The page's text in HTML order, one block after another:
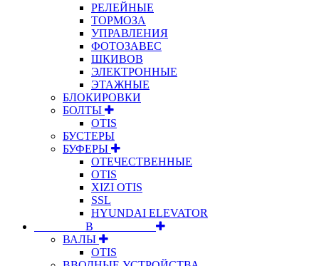
РЕЛЕЙНЫЕ
ТОРМОЗА
УПРАВЛЕНИЯ
ФОТОЗАВЕС
ШКИВОВ
ЭЛЕКТРОННЫЕ
ЭТАЖНЫЕ
БЛОКИРОВКИ
БОЛТЫ
OTIS
БУСТЕРЫ
БУФЕРЫ
ОТЕЧЕСТВЕННЫЕ
OTIS
XIZI OTIS
SSL
HYUNDAI ELEVATOR
⠀⠀⠀⠀⠀⠀В⠀⠀⠀⠀⠀⠀⠀
ВАЛЫ
OTIS